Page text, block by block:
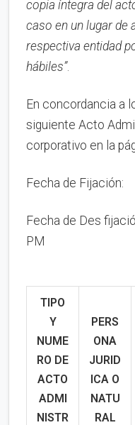
copia íntegra del
caso en un lugar de
respectiva entidad
hábiles”.
En concordancia a
siguiente Acto
corporativo en la
Fecha de
Fecha de Des
PM
TIPO
Y
NUME
RO DE
ACTO
ADMI
NISTR
PERS
ONA
JURID
ICA O
NATU
RAL